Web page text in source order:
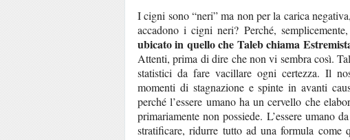
I cigni sono “neri” ma non per la carica
accadono i cigni neri? Perché, semplicemente,
ubicato in quello che Taleb chiama
Attenti, prima di dire che non vi sembra così.
statistici da fare vacillare ogni certezza. Il
momenti di stagnazione e spinte in avanti
perché l’essere umano ha un cervello che
primariamente non possiede. L’essere umano
stratificare, ridurre tutto ad una formula come